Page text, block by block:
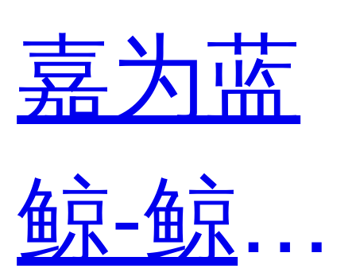
嘉为蓝
鲸-鲸翼